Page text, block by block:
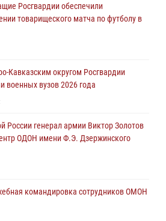
в Калуге
продолжаются мероприятия
навыки тактической
Росгвардии обеспечили
товарищеского матча по футболу в
Кавказским округом Росгвардии
военных вузов 2026 года
России генерал армии Виктор Золотов
ОДОН имени Ф.Э. Дзержинского
командировка сотрудников ОМОН